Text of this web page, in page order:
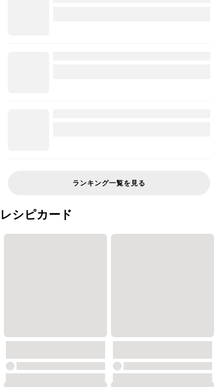
ランキング一覧を見る
レシピカード